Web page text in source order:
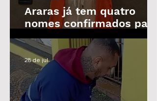
Araras já tem quatro
nomes confirmados para
as Eleições de 2026
28 de jul.